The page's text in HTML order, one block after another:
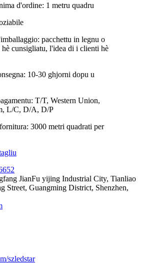
d'ordine: 1 metru quadru
pacchettu in legnu o
cunsigliatu, l'idea di i clienti hè
10-30 ghjorni dopu u
T/T, Western Union,
L/C, D/A, D/P
3000 metri quadrati per
JianFu yijing Industrial City, Tianliao
Street, Guangming District, Shenzhen,